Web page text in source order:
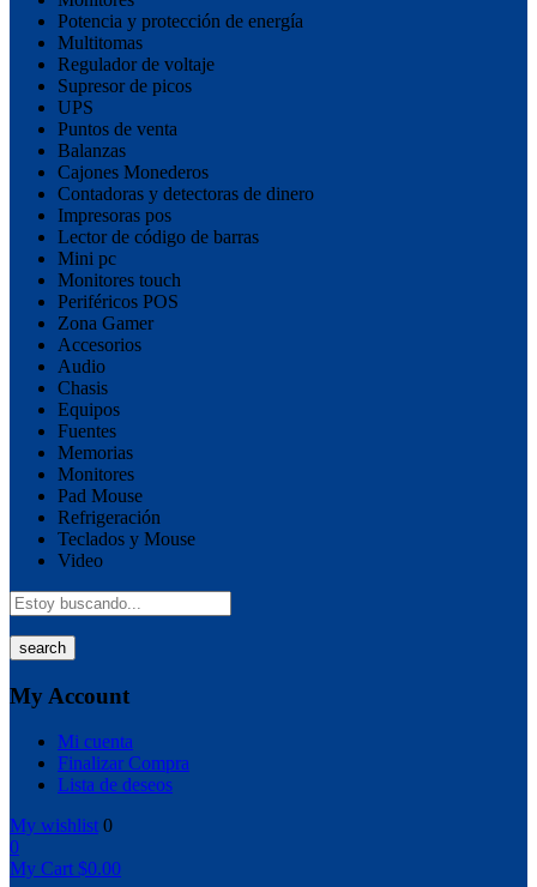
Potencia y protección de energía
Multitomas
Regulador de voltaje
Supresor de picos
UPS
Puntos de venta
Balanzas
Cajones Monederos
Contadoras y detectoras de dinero
Impresoras pos
Lector de código de barras
Mini pc
Monitores touch
Periféricos POS
Zona Gamer
Accesorios
Audio
Chasis
Equipos
Fuentes
Memorias
Monitores
Pad Mouse
Refrigeración
Teclados y Mouse
Video
search
My Account
Mi cuenta
Finalizar Compra
Lista de deseos
My wishlist 0
0
My Cart $0.00